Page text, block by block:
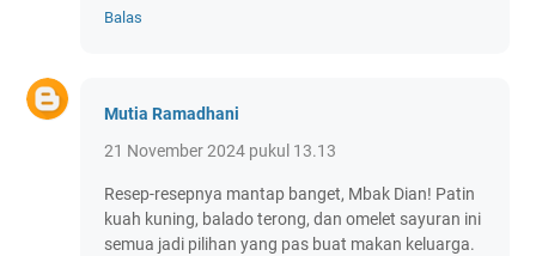
Balas
Mutia Ramadhani
21 November 2024 pukul 13.13
Resep-resepnya mantap banget, Mbak Dian! Patin
kuah kuning, balado terong, dan omelet sayuran ini
semua jadi pilihan yang pas buat makan keluarga.